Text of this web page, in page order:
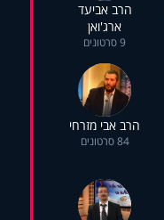
הרב אביעד
ארג'ואן
9 סרטונים
הרב אבי מזרחי
84 סרטונים